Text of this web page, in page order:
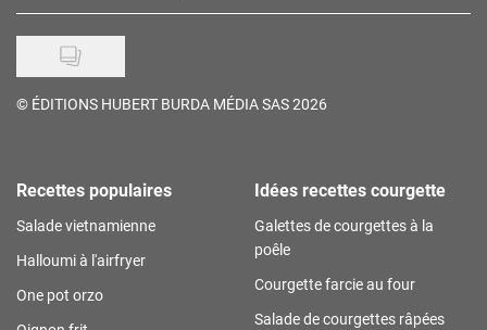
© ÉDITIONS HUBERT BURDA MÉDIA SAS 2026
Recettes populaires
Salade vietnamienne
Halloumi à l'airfryer
One pot orzo
Idées recettes courgette
Galettes de courgettes à la
poêle
Courgette farcie au four
Salade de courgettes râpées